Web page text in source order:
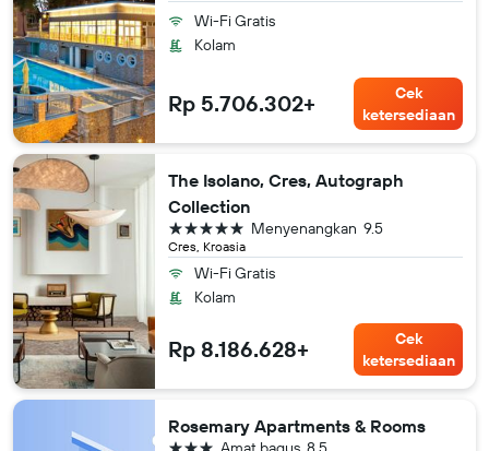
Wi-Fi Gratis
Kolam
Rp 5.706.302+
Cek
ketersediaan
The Isolano, Cres, Autograph
Collection
Cres, Kroasia
9.5
Menyenangkan
bintang 5
Wi-Fi Gratis
Kolam
Rp 8.186.628+
Cek
ketersediaan
Rosemary Apartments & Rooms
bintang 3